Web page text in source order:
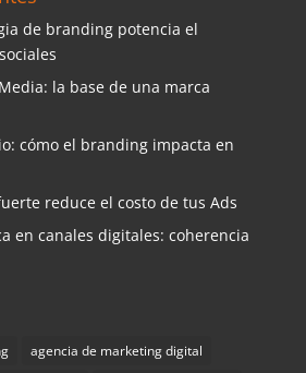
de branding potencia el
la base de una marca
cómo el branding impacta en
reduce el costo de tus Ads
en canales digitales: coherencia
agencia de marketing digital